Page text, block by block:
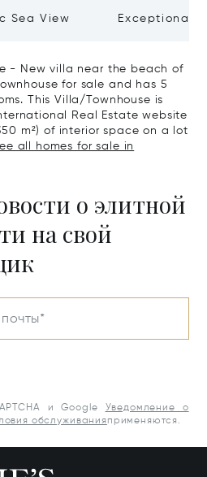
Sea View
Exceptional
- New villa near the beach of
for sale and has 5
This Villa/Townhouse is
Real Estate website
m²) of interior space on a lot
all homes for sale in
о элитной
на свой
и Google
Уведомление о
обслуживания применяются.